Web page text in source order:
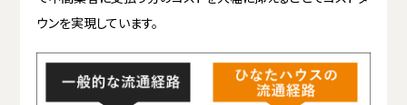
ウンを実現しています。